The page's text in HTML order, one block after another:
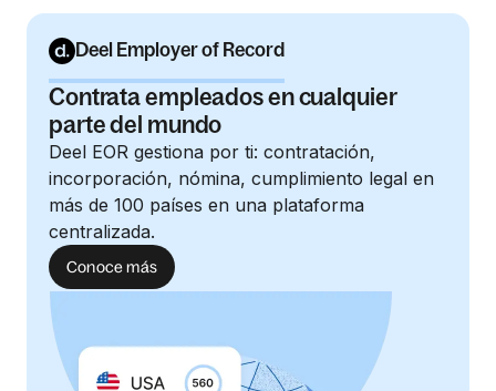
Deel Employer of Record
Contrata empleados en cualquier
parte del mundo
Deel EOR gestiona por ti: contratación,
incorporación, nómina, cumplimiento legal en
más de 100 países en una plataforma
centralizada.
Conoce más